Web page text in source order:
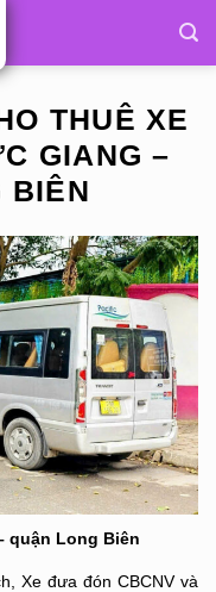
THUÊ XE
GIANG –
BIÊN
quận Long Biên
Xe đưa đón CBCNV và